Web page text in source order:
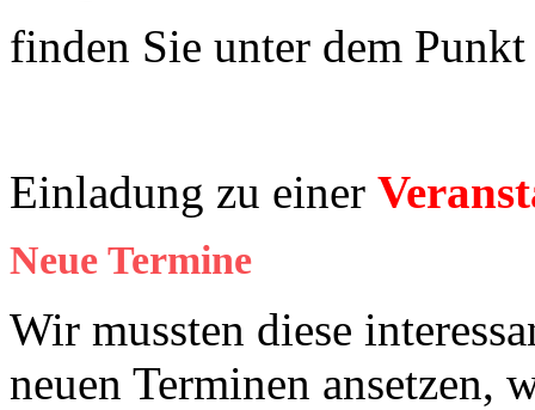
finden Sie unter dem
Einladung zu einer
Neue Termine
Wir mussten diese
neuen Terminen ansetzen,